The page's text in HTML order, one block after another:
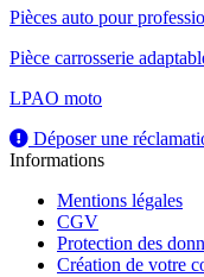
Pièces auto pour
Pièce carrosserie
LPAO moto
Déposer une
Informations
Mentions légales
CGV
Protection des
Création de votre